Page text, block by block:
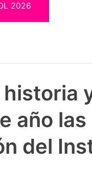
2026
año las
del